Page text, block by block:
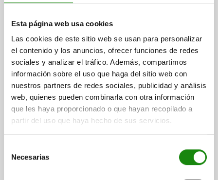
Esta página web usa cookies
Las cookies de este sitio web se usan para personalizar
el contenido y los anuncios, ofrecer funciones de redes
sociales y analizar el tráfico. Además, compartimos
información sobre el uso que haga del sitio web con
nuestros partners de redes sociales, publicidad y análisis
web, quienes pueden combinarla con otra información
que les haya proporcionado o que hayan recopilado a
partir del uso que haya hecho de sus servicios.
Necesarias
PIEZA PRESIÓN CON RESORTE DEL MUELLE
ESTÁNDAR, CON SEGURO ROSCADO D=M03 L=7,
ACERO INOXIDABLE, COMP:BOLA DE ACERO INOX.
FUERZA DEL MUELLE FINAL F2 APROX. N=3